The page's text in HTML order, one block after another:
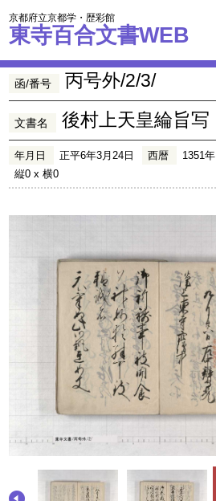
京都府立京都学・歴彩館
東寺百合文書WEB
函/番号 丙号外/2/3/
文書名 後村上天皇綸旨写
年月日 正平6年3月24日 西暦 1351年
縦0 x 横0